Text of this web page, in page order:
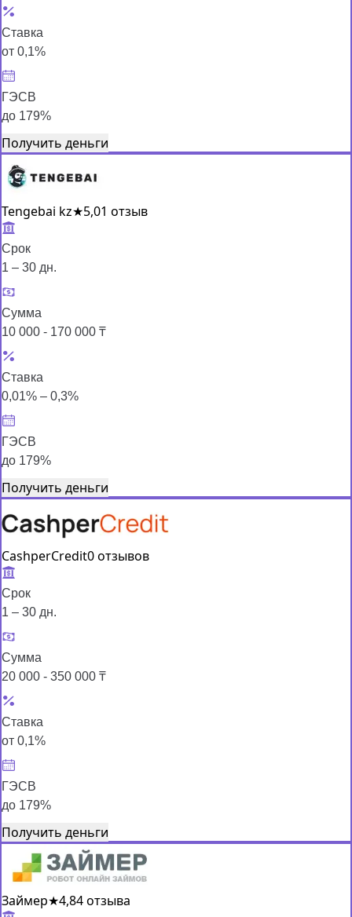
Ставка
от 0,1%
ГЭСВ
до 179%
Получить деньги
Tengebai kz★5,01 отзыв
Срок
1 – 30 дн.
Сумма
10 000 - 170 000 ₸
Ставка
0,01% – 0,3%
ГЭСВ
до 179%
Получить деньги
CashperCredit0 отзывов
Срок
1 – 30 дн.
Сумма
20 000 - 350 000 ₸
Ставка
от 0,1%
ГЭСВ
до 179%
Получить деньги
Займер★4,84 отзыва